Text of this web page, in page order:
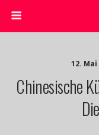
12.
Chinesische